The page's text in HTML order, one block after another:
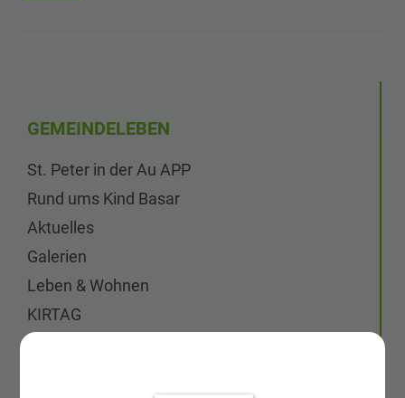
GEMEINDELEBEN
St. Peter in der Au APP
Rund ums Kind Basar
Aktuelles
Galerien
Leben & Wohnen
KIRTAG